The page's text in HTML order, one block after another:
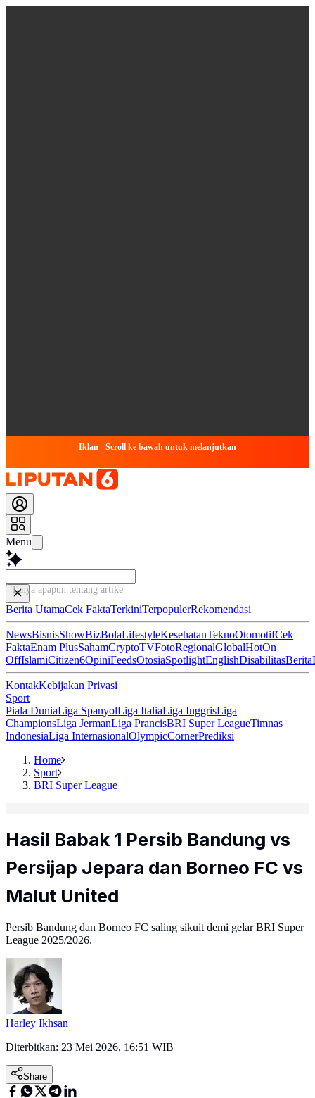
Iklan - Scroll ke bawah untuk melanjutkan
Menu
Tanya apapun tentang artikel ini...
Berita UtamaCek FaktaTerkiniTerpopulerRekomendasi
NewsBisnisShowBizBolaLifestyleKesehatanTeknoOtomotifCek
FaktaEnam PlusSahamCryptoTVFotoRegionalGlobalHotOn
OffIslamiCitizen6OpiniFeedsOtosiaSpotlightEnglishDisabilitasBerita
KontakKebijakan Privasi
Sport
Piala DuniaLiga SpanyolLiga ItaliaLiga InggrisLiga
ChampionsLiga JermanLiga PrancisBRI Super LeagueTimnas
IndonesiaLiga InternasionalOlympicCornerPrediksi
Home
Sport
BRI Super League
Hasil Babak 1 Persib Bandung vs
Persijap Jepara dan Borneo FC vs
Malut United
Persib Bandung dan Borneo FC saling sikuit demi gelar BRI Super
League 2025/2026.
Harley Ikhsan
Diterbitkan: 23 Mei 2026, 16:51 WIB
Share